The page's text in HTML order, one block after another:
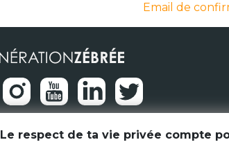
Email de
Le respect de ta vie privée compte